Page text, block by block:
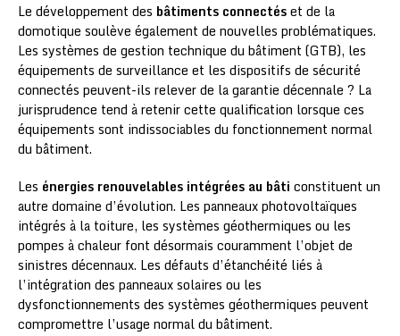
Le développement des bâtiments connectéset de la
domotique soulève également de nouvelles problématiques.
Les systèmes de gestion technique du bâtiment (GTB), les
équipements de surveillance et les dispositifs de sécurité
connectés peuvent-ils relever de la garantie décennale ? La
jurisprudence tend à retenir cette qualification lorsque ces
équipements sont indissociables du fonctionnement normal
du bâtiment.
Les énergies renouvelables intégrées au bâti constituent un
autre domaine d’évolution. Les panneaux photovoltaïques
intégrés à la toiture, les systèmes géothermiques ou les
pompes à chaleur font désormais couramment l’objet de
sinistres décennaux. Les défauts d’étanchéité liés à
l’intégration des panneaux solaires ou les
dysfonctionnements des systèmes géothermiques peuvent
compromettre l’usage normal du bâtiment.